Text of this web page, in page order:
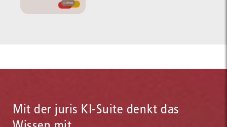
Mit der juris KI-Suite denkt das